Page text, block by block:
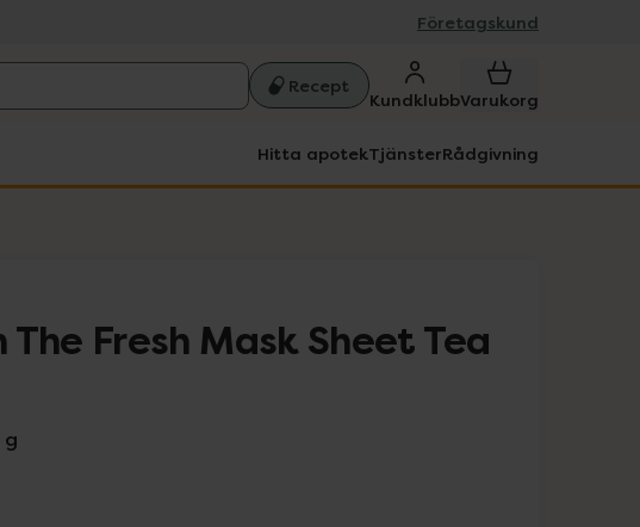
Företagskund
Recept
KundklubbVarukorg
Hitta apotekTjänsterRådgivning
The Fresh Mask Sheet Tea
g